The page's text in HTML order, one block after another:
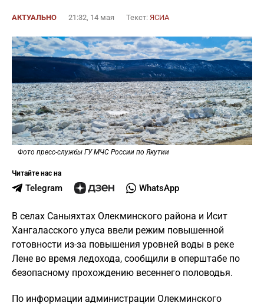
АКТУАЛЬНО 21:32, 14 мая Текст: ЯСИА
Фото пресс-службы ГУ МЧС России по Якутии
Читайте нас на
Telegram WhatsApp
В селах Саныяхтах Олекминского района и Исит
Хангаласского улуса ввели режим повышенной
готовности из-за повышения уровней воды в реке
Лене во время ледохода, сообщили в оперштабе по
безопасному прохождению весеннего половодья.
По информации администрации Олекминского